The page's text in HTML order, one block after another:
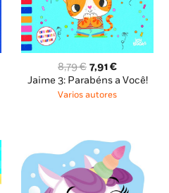
8,79€ O
preço
original
7,91€O
preço
atual
Jaime 3: Parabéns a Você!
Varios autores